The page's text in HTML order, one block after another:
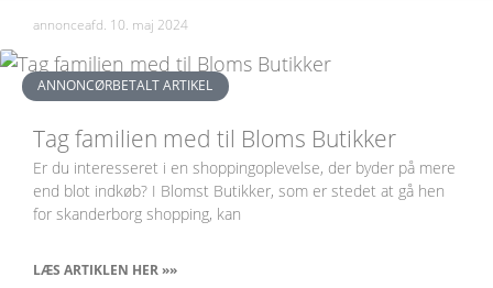
annonceafd. 10. maj 2024
ANNONCØRBETALT ARTIKEL
Tag familien med til Bloms Butikker
Er du interesseret i en shoppingoplevelse, der byder på mere
end blot indkøb? I Blomst Butikker, som er stedet at gå hen
for skanderborg shopping, kan
LÆS ARTIKLEN HER »»